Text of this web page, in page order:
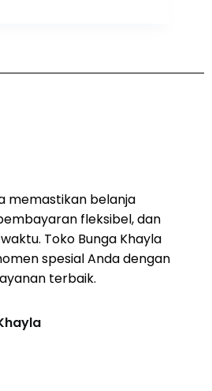
memastikan belanja
fleksibel, dan
Toko Bunga Khayla
spesial Anda dengan
terbaik.